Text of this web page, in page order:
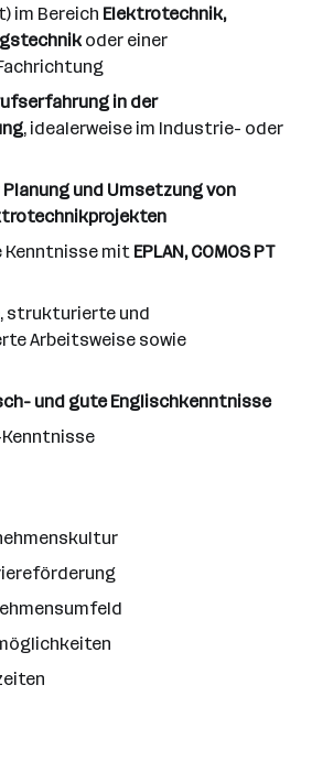
im Bereich Elektrotechnik,
oder einer
in der
, idealerweise im Industrie- oder
Planung und Umsetzung von
Kenntnisse mit EPLAN, COMOS PT
strukturierte und
Arbeitsweise sowie
und gute Englischkenntnisse